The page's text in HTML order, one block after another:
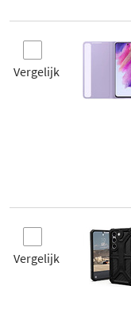
Vergelijk
Vergelijk